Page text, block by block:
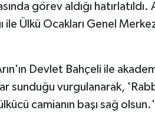
görev aldığı hatırlatıldı.
ile Ülkü Ocakları Genel
Devlet Bahçeli ile
sunduğu vurgulanarak,
camianın başı sağ